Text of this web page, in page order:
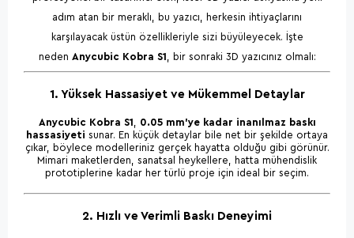
adım atan bir meraklı, bu yazıcı, herkesin ihtiyaçlarını
karşılayacak üstün özellikleriyle sizi büyüleyecek. İşte
neden Anycubic Kobra S1 , bir sonraki 3D yazıcınız olmalı:
1. Yüksek Hassasiyet ve Mükemmel Detaylar
Anycubic Kobra S1
0.05 mm'ye kadar inanılmaz baskı
hassasiyeti sunar. En küçük detaylar bile net bir şekilde ortaya
çıkar, böylece modelleriniz gerçek hayatta olduğu gibi görünür.
Mimari maketlerden, sanatsal heykellere, hatta mühendislik
prototiplerine kadar her türlü proje için ideal bir seçim.
2. Hızlı ve Verimli Baskı Deneyimi